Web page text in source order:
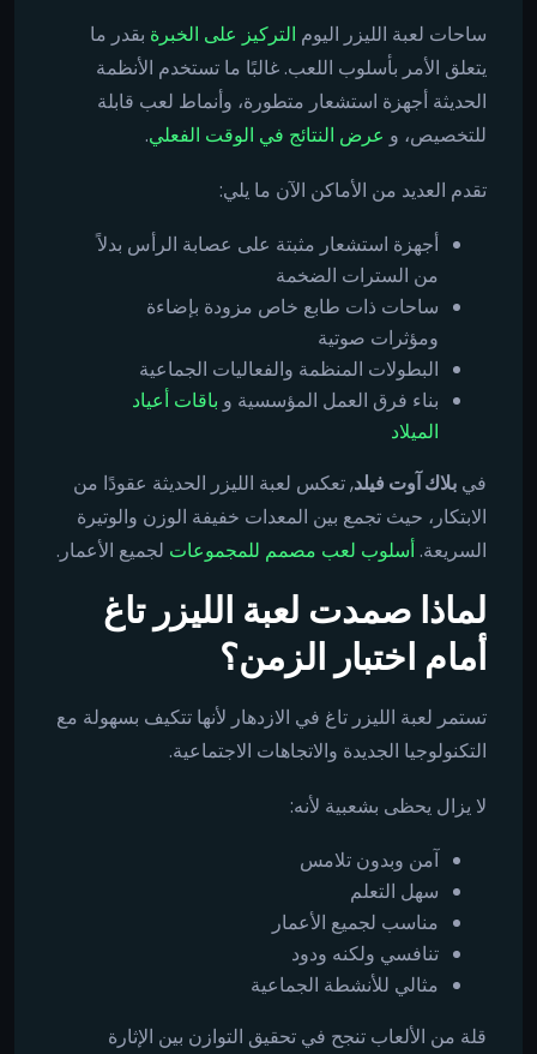
ساحات لعبة الليزر اليوم التركيز على الخبرة بقدر ما
يتعلق الأمر بأسلوب اللعب. غالبًا ما تستخدم الأنظمة
الحديثة أجهزة استشعار متطورة، وأنماط لعب قابلة
للتخصيص، و عرض النتائج في الوقت الفعلي.
تقدم العديد من الأماكن الآن ما يلي:
أجهزة استشعار مثبتة على عصابة الرأس بدلاً
من السترات الضخمة
ساحات ذات طابع خاص مزودة بإضاءة
ومؤثرات صوتية
البطولات المنظمة والفعاليات الجماعية
بناء فرق العمل المؤسسية و باقات أعياد
الميلاد
في بلاك آوت فيلد, تعكس لعبة الليزر الحديثة عقودًا من
الابتكار، حيث تجمع بين المعدات خفيفة الوزن والوتيرة
السريعة. أسلوب لعب مصمم للمجموعات لجميع الأعمار.
لماذا صمدت لعبة الليزر تاغ
أمام اختبار الزمن؟
تستمر لعبة الليزر تاغ في الازدهار لأنها تتكيف بسهولة مع
التكنولوجيا الجديدة والاتجاهات الاجتماعية.
لا يزال يحظى بشعبية لأنه:
آمن وبدون تلامس
سهل التعلم
مناسب لجميع الأعمار
تنافسي ولكنه ودود
مثالي للأنشطة الجماعية
قلة من الألعاب تنجح في تحقيق التوازن بين الإثارة